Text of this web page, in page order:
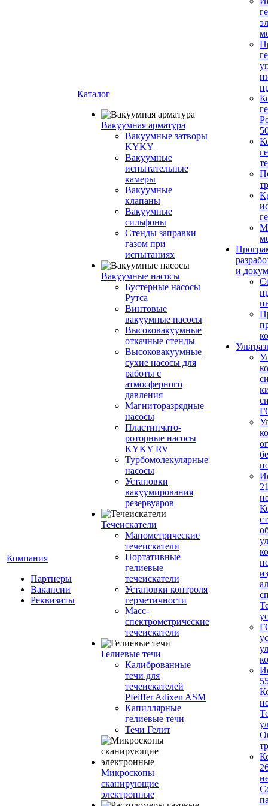
Компания
Партнеры
Вакансии
Реквизиты
Каталог
Вакуумная арматура
Вакуумные затворы
KYKY
Вакуумные
испытательные
камеры
Вакуумные
клапаны
Вакуумные
сильфоны
Стенды заправки
газом при
испытаниях
Вакуумные насосы
Бустерные насосы
Рутса
Винтовые
вакуумные насосы
Высоковакуумные
откачные стенды
Высоковакуумные
сухие насосы для
работы с
атмосферного
давления
Магниторазрядные
насосы
Пластинчато-
роторные насосы
KYKY RV
Турбомолекулярные
насосы
Установки
вакуумирования
резервуаров
Течеискатели
Манометрические
течеискатели
Портативные
гелиевые
течеискатели
Установки контроля
герметичности
Масс-
спектрометрические
течеискатели
Гелиевые течи
Калиброванные
течи для
течеискателей
Pfeiffer Adixen ASM
Капиллярные
гелиевые течи
Течи Гелит
Микроскопы
сканирующие
электронные
и